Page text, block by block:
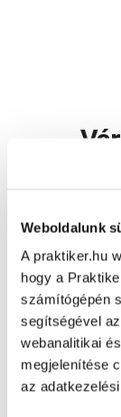
Weboldalunk
A praktiker.hu
hogy a
számítógépén
segítségével
webanalitikai
megjelenítése
az